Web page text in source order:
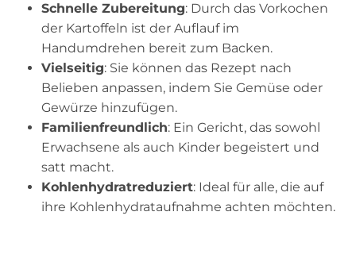
Schnelle Zubereitung: Durch das Vorkochen
der Kartoffeln ist der Auflauf im
Handumdrehen bereit zum Backen.
Vielseitig: Sie können das Rezept nach
Belieben anpassen, indem Sie Gemüse oder
Gewürze hinzufügen.
Familienfreundlich: Ein Gericht, das sowohl
Erwachsene als auch Kinder begeistert und
satt macht.
Kohlenhydratreduziert: Ideal für alle, die auf
ihre Kohlenhydrataufnahme achten möchten.